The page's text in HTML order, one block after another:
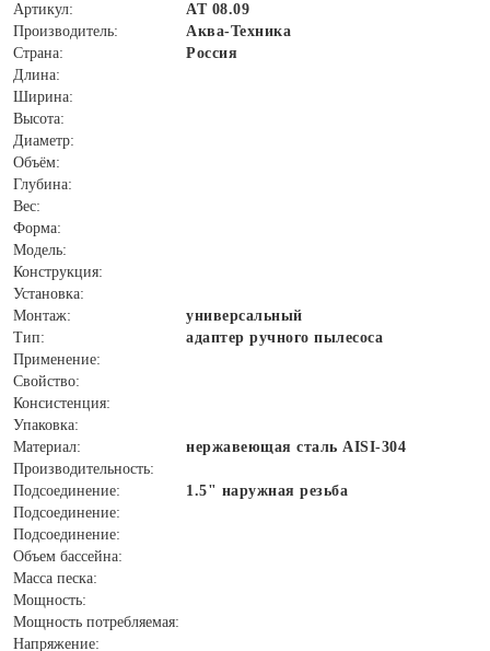
Артикул:
АТ 08.09
Производитель:
Аква-Техника
Страна:
Россия
Длина:
Ширина:
Высота:
Диаметр:
Объём:
Глубина:
Вес:
Форма:
Модель:
Конструкция:
Установка:
Монтаж:
универсальный
Тип:
адаптер ручного пылесоса
Применение:
Свойство:
Консистенция:
Упаковка:
Материал:
нержавеющая сталь AISI-304
Производительность:
Подсоединение:
1.5" наружная резьба
Подсоединение:
Подсоединение:
Объем бассейна:
Масса песка:
Мощность:
Мощность потребляемая:
Напряжение: